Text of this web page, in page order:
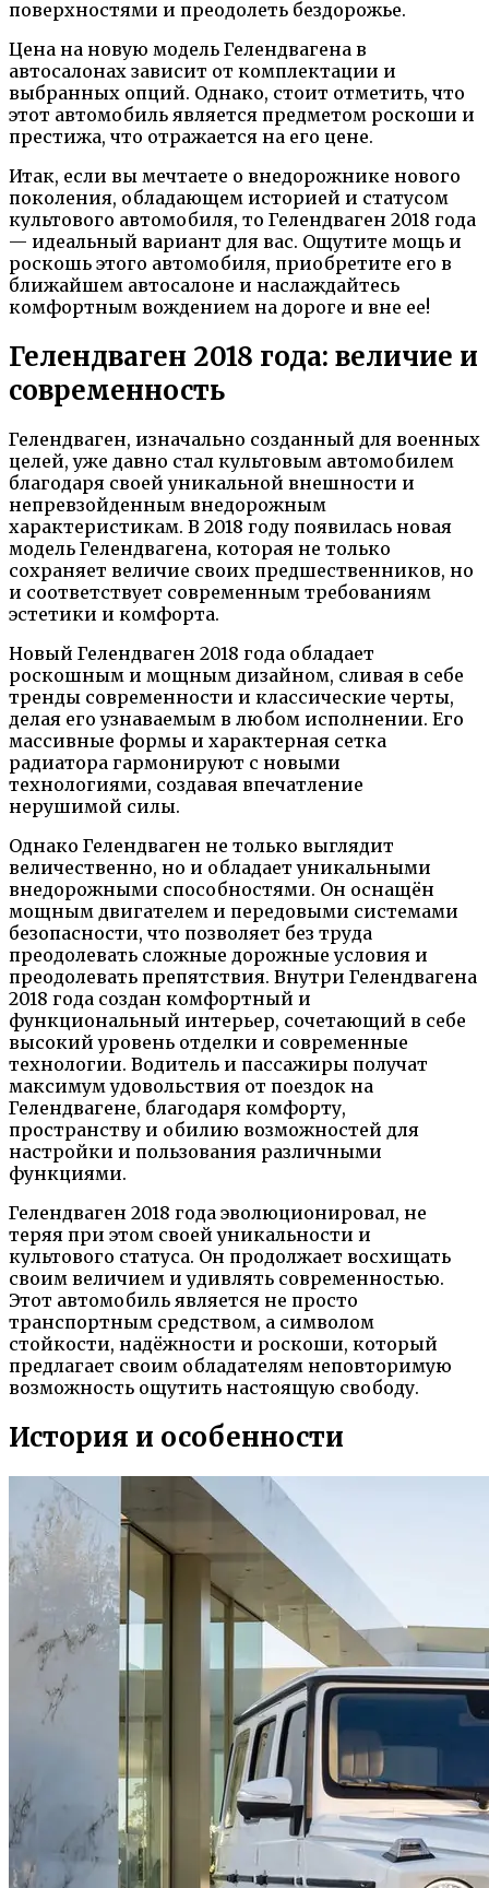
поверхностями и преодолеть бездорожье.
Цена на новую модель Гелендвагена в
автосалонах зависит от комплектации и
выбранных опций. Однако, стоит отметить, что
этот автомобиль является предметом роскоши и
престижа, что отражается на его цене.
Итак, если вы мечтаете о внедорожнике нового
поколения, обладающем историей и статусом
культового автомобиля, то Гелендваген 2018 года
— идеальный вариант для вас. Ощутите мощь и
роскошь этого автомобиля, приобретите его в
ближайшем автосалоне и наслаждайтесь
комфортным вождением на дороге и вне ее!
Гелендваген 2018 года: величие и
современность
Гелендваген, изначально созданный для военных
целей, уже давно стал культовым автомобилем
благодаря своей уникальной внешности и
непревзойденным внедорожным
характеристикам. В 2018 году появилась новая
модель Гелендвагена, которая не только
сохраняет величие своих предшественников, но
и соответствует современным требованиям
эстетики и комфорта.
Новый Гелендваген 2018 года обладает
роскошным и мощным дизайном, сливая в себе
тренды современности и классические черты,
делая его узнаваемым в любом исполнении. Его
массивные формы и характерная сетка
радиатора гармонируют с новыми
технологиями, создавая впечатление
нерушимой силы.
Однако Гелендваген не только выглядит
величественно, но и обладает уникальными
внедорожными способностями. Он оснащён
мощным двигателем и передовыми системами
безопасности, что позволяет без труда
преодолевать сложные дорожные условия и
преодолевать препятствия. Внутри Гелендвагена
2018 года создан комфортный и
функциональный интерьер, сочетающий в себе
высокий уровень отделки и современные
технологии. Водитель и пассажиры получат
максимум удовольствия от поездок на
Гелендвагене, благодаря комфорту,
пространству и обилию возможностей для
настройки и пользования различными
функциями.
Гелендваген 2018 года эволюционировал, не
теряя при этом своей уникальности и
культового статуса. Он продолжает восхищать
своим величием и удивлять современностью.
Этот автомобиль является не просто
транспортным средством, а символом
стойкости, надёжности и роскоши, который
предлагает своим обладателям неповторимую
возможность ощутить настоящую свободу.
История и особенности